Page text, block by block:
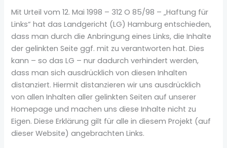
Mit Urteil vom 12. Mai 1998 – 312 O 85/98 – „Haftung für
Links“ hat das Landgericht (LG) Hamburg entschieden,
dass man durch die Anbringung eines Links, die Inhalte
der gelinkten Seite ggf. mit zu verantworten hat. Dies
kann – so das LG – nur dadurch verhindert werden,
dass man sich ausdrücklich von diesen Inhalten
distanziert. Hiermit distanzieren wir uns ausdrücklich
von allen Inhalten aller gelinkten Seiten auf unserer
Homepage und machen uns diese Inhalte nicht zu
Eigen. Diese Erklärung gilt für alle in diesem Projekt (auf
dieser Website) angebrachten Links.